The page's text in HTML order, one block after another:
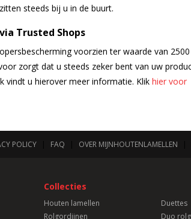
steeds bij u in de buurt.
Trusted Shops
voorzien ter waarde van 2500
zorgt dat u steeds zeker bent van uw
vindt u hierover meer informatie. Klik hier voor
POLICY FAQ OVER MIJNHOUTENLAMELLEN
Collecties
Houten lamellen
Rolgordijnen
Duettes
Duo